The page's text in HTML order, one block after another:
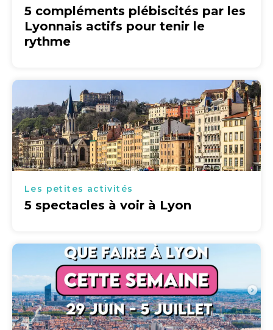
5 compléments plébiscités par les
Lyonnais actifs pour tenir le
rythme
Les petites activités
5 spectacles à voir à Lyon